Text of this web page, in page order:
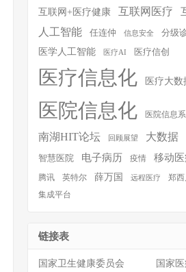
互联网+医疗健康 互联网医疗
人工智能 任连仲 信息安全 分级
医学人工智能 医疗AI 医疗信创
医疗信息化 医疗大数
医院信息化 医院信息
南湖HIT论坛 回顾展望 大数据
智慧医院 电子病历 疫情 移动
腾讯
英特尔 薛万国 远程医疗 郑西
集成平台
链接表
国家卫生健康委员会
国家